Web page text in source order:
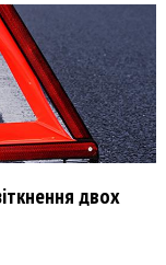
двох